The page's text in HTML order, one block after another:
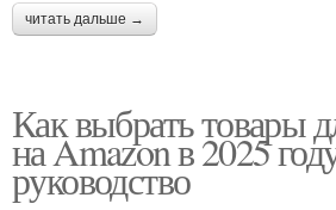
читать дальше →
Как выбрать товары
на Amazon в 2025
руководство